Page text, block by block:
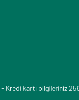
Kredi kartı bilgileriniz